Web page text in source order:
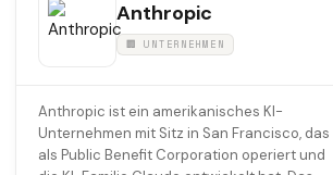
Anthropic
🏢 UNTERNEHMEN
Anthropic ist ein amerikanisches KI-
Unternehmen mit Sitz in San Francisco, das
als Public Benefit Corporation operiert und